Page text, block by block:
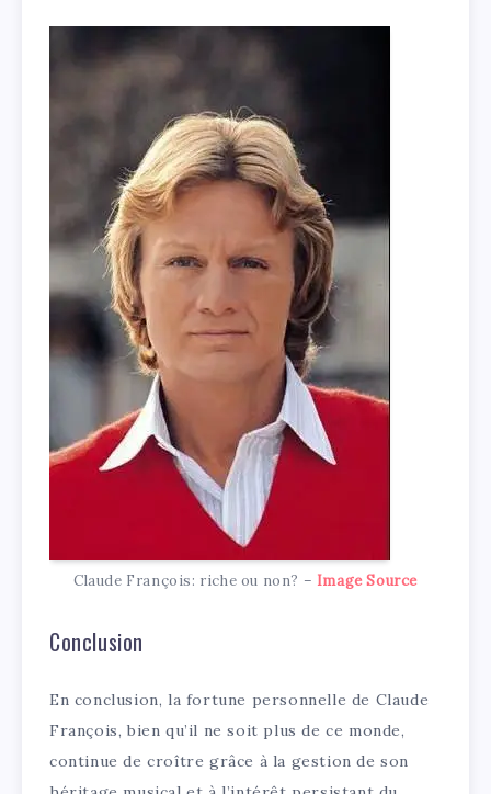
Claude François: riche ou non? – Image Source
Conclusion
En conclusion, la fortune personnelle de Claude
François, bien qu’il ne soit plus de ce monde,
continue de croître grâce à la gestion de son